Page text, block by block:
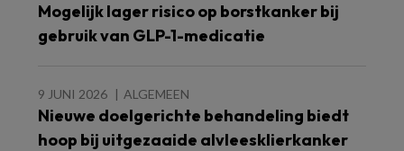
Mogelijk lager risico op borstkanker bij
gebruik van GLP-1-medicatie
9 JUNI 2026 ALGEMEEN
Nieuwe doelgerichte behandeling biedt
hoop bij uitgezaaide alvleesklierkanker